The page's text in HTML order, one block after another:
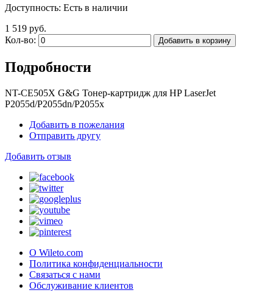
Доступность: Есть в наличии
1 519 руб.
Кол-во:
Добавить в корзину
Подробности
NT-CE505X G&G Тонер-картридж для HP LaserJet
P2055d/P2055dn/P2055x
Добавить в пожелания
Отправить другу
Добавить отзыв
О Wileto.com
Политика конфиденциальности
Связаться с нами
Обслуживание клиентов